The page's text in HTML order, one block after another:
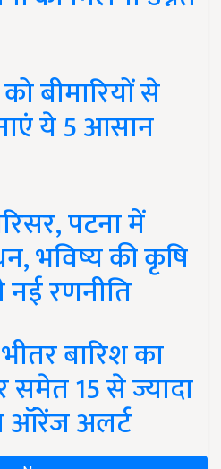
बीमारियों से
ये 5 आसान
पटना में
भविष्य की कृषि
रणनीति
बारिश का
समेत 15 से ज्यादा
ऑरेंज अलर्ट